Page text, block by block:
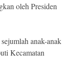
oleh Presiden
anak-anak
Kecamatan